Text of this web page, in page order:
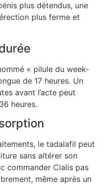
plus détendus, une
plus ferme et
« pilule du week-
de 17 heures. Un
avant l’acte peut
heures.
le tadalafil peut
sans altérer son
commander Cialis pas
même après un